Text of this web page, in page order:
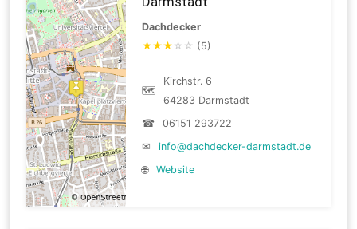
Dachdecker
★★★ ☆ ☆ (5)
🗺
Kirchstr. 6
64283 Darmstadt
☎
06151 293722
✉
info@dachdecker-darmstadt.de
🌐
Website